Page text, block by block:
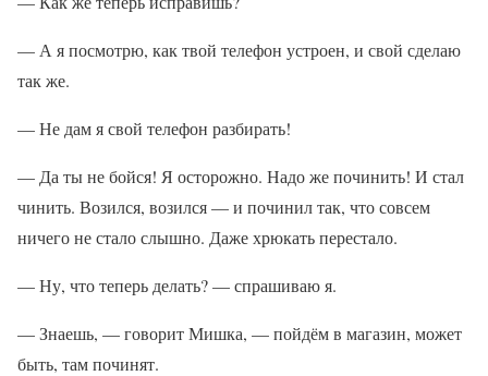
— А я посмотрю, как твой телефон устроен, и свой сделаю
так же.
— Не дам я свой телефон разбирать!
— Да ты не бойся! Я осторожно. Надо же починить! И стал
чинить. Возился, возился — и починил так, что совсем
ничего не стало слышно. Даже хрюкать перестало.
— Ну, что теперь делать? — спрашиваю я.
— Знаешь, — говорит Мишка, — пойдём в магазин, может
быть, там починят.